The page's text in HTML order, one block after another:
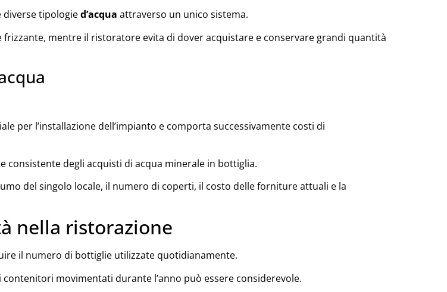
tipologied’acqua attraverso un unico sistema.
mentre il ristoratore evita di dover acquistare e conservare grandi quantità
per l’installazione dell’impianto e comporta successivamente costi di
degli acquisti di acqua minerale in bottiglia.
del singolo locale, il numero di coperti, il costo delle forniture attuali e la
nella ristorazione
il numero di bottiglie utilizzate quotidianamente.
movimentati durante l’anno può essere considerevole.